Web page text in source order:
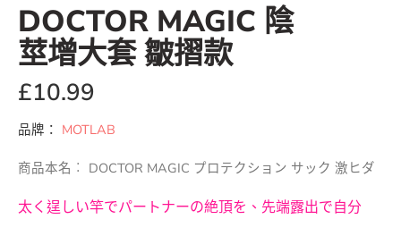
DOCTOR MAGIC 陰
莖增大套 皺摺款
£10.99
品牌： MOTLAB
商品本名︰ DOCTOR MAGIC プロテクション サック 激ヒダ
太く逞しい竿でパートナーの絶頂を、先端露出で自分